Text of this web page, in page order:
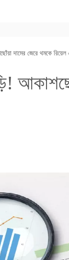
দামের জেরে থমকে রিয়েল